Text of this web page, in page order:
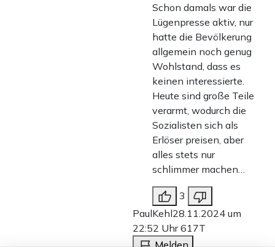
Schon damals war die
Lügenpresse aktiv, nur
hatte die Bevölkerung
allgemein noch genug
Wohlstand, dass es
keinen interessierte.
Heute sind große Teile
verarmt, wodurch die
Sozialisten sich als
Erlöser preisen, aber
alles stets nur
schlimmer machen…
3
PaulKehl28.11.2024 um
22:52 Uhr617T